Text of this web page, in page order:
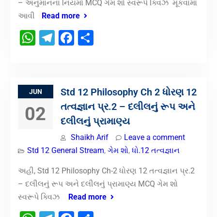
– અનુમાનના નિયમો MCQ ગેમ શો સ્વરૂપે ક્વિઝ મૂકવામાં
આવી
Read more
WhatsApp
Telegram
Facebook
Share
JUN
02
Std 12 Philosophy Ch 2 ધોરણ 12
તત્વજ્ઞાન પ્ર.2 – દલીલનું રૂપ અને
દલીલનું પ્રામાણ્ય
Shaikh Arif
Leave a comment
Std 12 General Stream, ગેમ શો, ધો.12 તત્વજ્ઞાન
અહી, Std 12 Philosophy Ch-2 ધોરણ 12 તત્વજ્ઞાન પ્ર.2
– દલીલનું રૂપ અને દલીલનું પ્રામાણ્ય MCQ ગેમ શો
સ્વરૂપે ક્વિઝ
Read more